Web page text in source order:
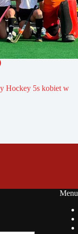
Hockey 5s kobiet w
Menu